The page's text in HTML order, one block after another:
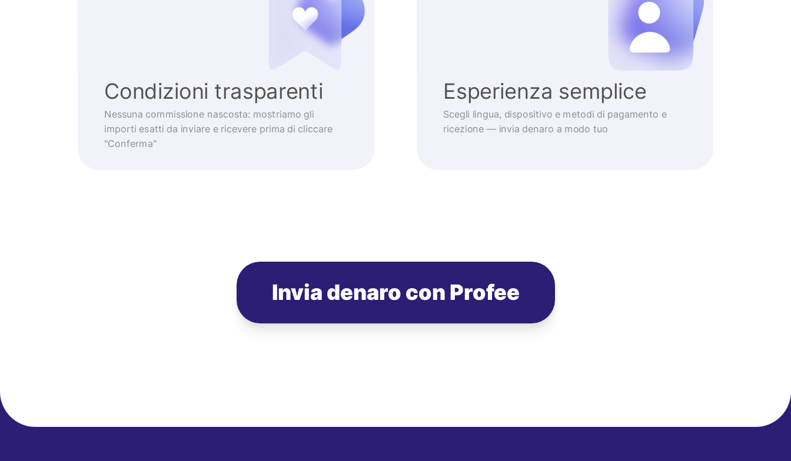
Condizioni trasparenti
Nessuna commissione nascosta: mostriamo gli
importi esatti da inviare e ricevere prima di cliccare
"Conferma"
Esperienza semplice
Scegli lingua, dispositivo e metodi di pagamento e
ricezione — invia denaro a modo tuo
Invia denaro con Profee